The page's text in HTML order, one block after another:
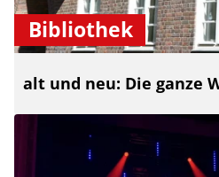
Bibliothek
alt und neu: Die ganze